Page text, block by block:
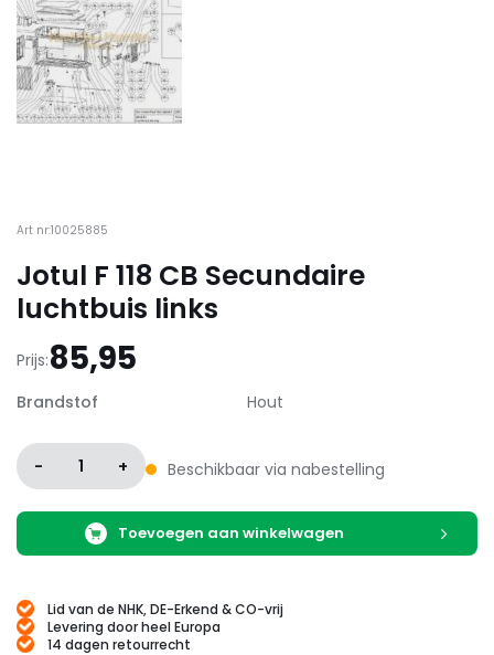
Art nr:10025885
Jotul F 118 CB Secundaire
luchtbuis links
Prijs:85,95
Brandstof Hout
- 1 + Beschikbaar via nabestelling
Toevoegen aan winkelwagen
Lid van de NHK, DE-Erkend & CO-vrij
Levering door heel Europa
14 dagen retourrecht